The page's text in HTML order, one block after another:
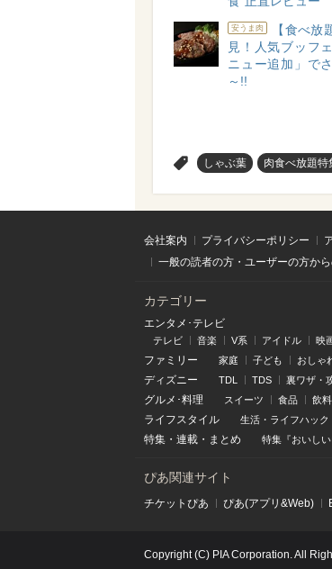
安うま肉
【食べ放
見！人気ブッフ
ニュー追加」で
～!!
しゃぶ葉 肉食べ放題特
会社案内 プライバシーポリシー
一般の読者の方・ユーザーの方か
カテゴリー
エンタメ･テレビ
テレビ 音楽 V系 アイドル 映
ファミリー 家庭 子ども おしゃ
ディズニー TDL TDS 裏ワザ・
グルメ･料理 スイーツ 食品 飲料
ライフスタイル 生活・ライフハック
特集 ・ 連載 ・ まとめ 特集『おいしい
ぴあ関連サイト
チケットぴあ ぴあ(アプリ&Web)
Copyright (C) PIA Corporation. All